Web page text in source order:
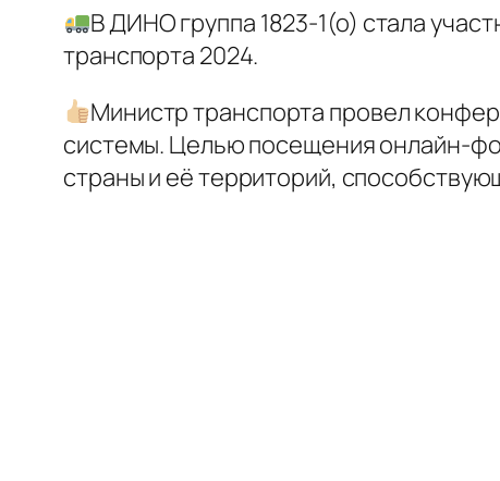
В ДИНО группа 1823-1(о) стала
транспорта 2024.
Министр транспорта провел
системы. Целью посещения онлайн-
страны и её территорий,